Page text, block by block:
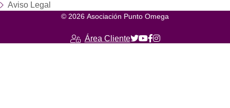
Aviso Legal
© 2026 Asociación Punto Omega
Área Cliente